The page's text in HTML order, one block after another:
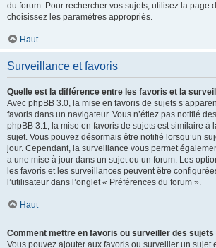
du forum. Pour rechercher vos sujets, utilisez la page
choisissez les paramètres appropriés.
Haut
Surveillance et favoris
Quelle est la différence entre les favoris et la
Avec phpBB 3.0, la mise en favoris de sujets
favoris dans un navigateur. Vous n’étiez pas notifié
phpBB 3.1, la mise en favoris de sujets est similaire à
sujet. Vous pouvez désormais être notifié lorsqu’un
jour. Cependant, la surveillance vous permet
a une mise à jour dans un sujet ou un forum. Les
les favoris et les surveillances peuvent être
l’utilisateur dans l’onglet « Préférences du forum ».
Haut
Comment mettre en favoris ou surveiller des sujets
Vous pouvez ajouter aux favoris ou surveiller un sujet